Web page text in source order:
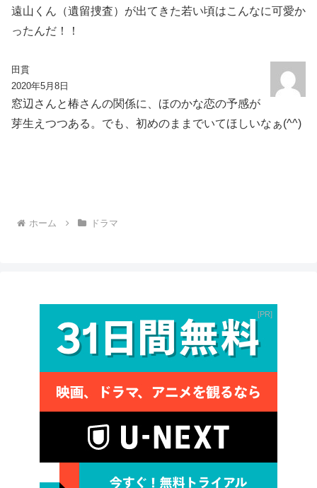
遠山くん（遺留捜査）が出てきた若い頃はこんなに可愛か
ったんだ！！
田貫
2020年5月8日
窓辺さんと椿さんの関係に、ほのかな恋の予感が
芽生えつつある。でも、初めのままでいてほしいなぁ(^^)
ホーム ドラマ
PR